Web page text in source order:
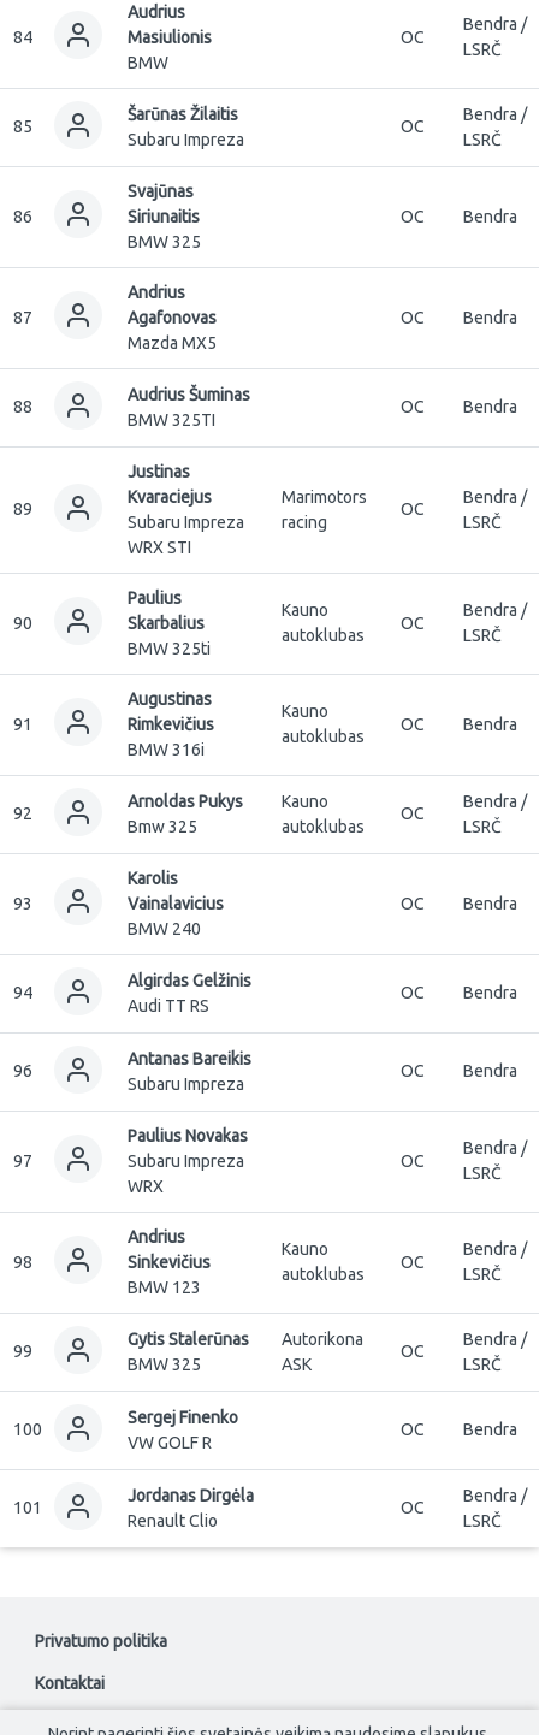
84
Audrius
Masiulionis
BMW
OC
Bendra /
LSRČ
85
Šarūnas Žilaitis
Subaru Impreza
OC
Bendra /
LSRČ
86
Svajūnas
Siriunaitis
BMW 325
OC Bendra
87
Andrius
Agafonovas
Mazda MX5
OC Bendra
88
Audrius Šuminas
BMW 325TI
OC Bendra
89
Justinas
Kvaraciejus
Subaru Impreza
WRX STI
Marimotors
racing
OC
Bendra /
LSRČ
90
Paulius
Skarbalius
BMW 325ti
Kauno
autoklubas
OC
Bendra /
LSRČ
91
Augustinas
Rimkevičius
BMW 316i
Kauno
autoklubas
OC Bendra
92
Arnoldas Pukys
Bmw 325
Kauno
autoklubas
OC
Bendra /
LSRČ
93
Karolis
Vainalavicius
BMW 240
OC Bendra
94
Algirdas Gelžinis
Audi TT RS
OC Bendra
96
Antanas Bareikis
Subaru Impreza
OC Bendra
97
Paulius Novakas
Subaru Impreza
WRX
OC
Bendra /
LSRČ
98
Andrius
Sinkevičius
BMW 123
Kauno
autoklubas
OC
Bendra /
LSRČ
99
Gytis Stalerūnas
BMW 325
Autorikona
ASK
OC
Bendra /
LSRČ
100
Sergej Finenko
VW GOLF R
OC Bendra
101
Jordanas Dirgėla
Renault Clio
OC
Bendra /
LSRČ
Privatumo politika
Kontaktai